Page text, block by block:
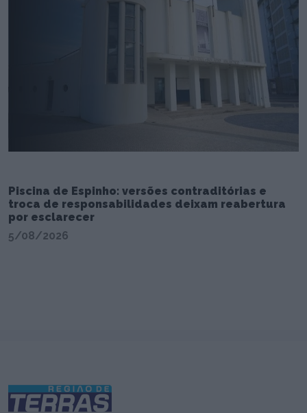
Piscina de Espinho: versões contraditórias e
troca de responsabilidades deixam reabertura
por esclarecer
5/08/2026